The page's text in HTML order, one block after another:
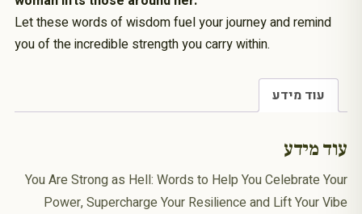
Let these words of wisdom fuel your journey and remind
you of the incredible strength you carry within.
עוד מידע
עוד מידע
You Are Strong as Hell: Words to Help You Celebrate Your
Power, Supercharge Your Resilience and Lift Your Vibe